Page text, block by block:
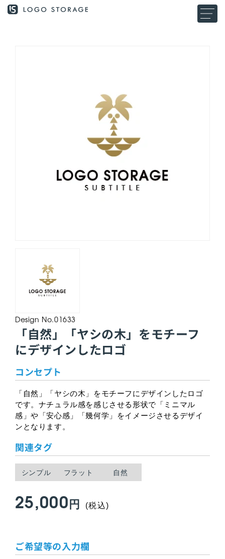
ンツに
Design No.01633
「自然」「ヤシの木」をモチーフ
にデザインしたロゴ
コンセプト
「自然」「ヤシの木」をモチーフにデザインしたロゴ
です。ナチュラル感を感じさせる形状で「ミニマル
感」や「安心感」「幾何学」をイメージさせるデザイ
ンとなります。
関連タグ
シンプル フラット 自然
通
価
25,000円 (税込)
ご希望等の入力欄